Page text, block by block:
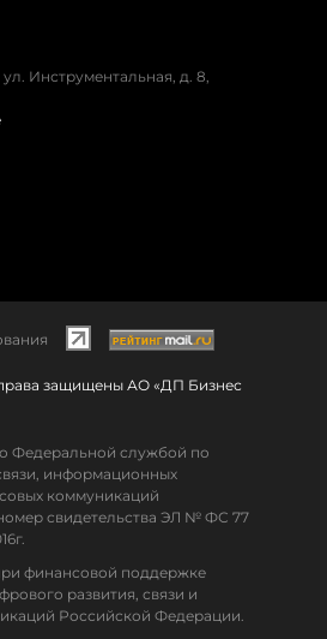
Инструментальная, д. 8,
защищены АО «ДП Бизнес
Федеральной службой по
информационных
коммуникаций
свидетельства ЭЛ № ФС 77
финансовой поддержке
развития, связи и
Российской Федерации.